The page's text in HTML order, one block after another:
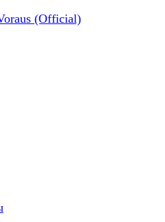
(Official)